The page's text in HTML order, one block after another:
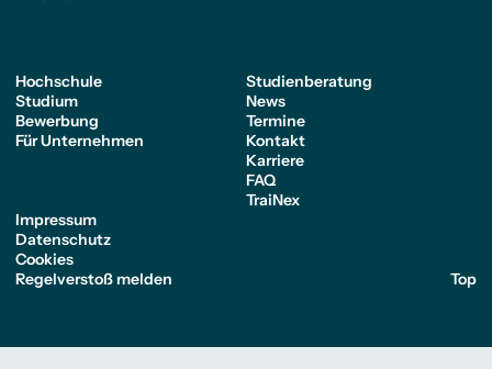
Hochschule
Studium
Bewerbung
Für Unternehmen
Studienberatung
News
Termine
Kontakt
Karriere
FAQ
TraiNex
Impressum
Datenschutz
Cookies
Regelverstoß melden
Top